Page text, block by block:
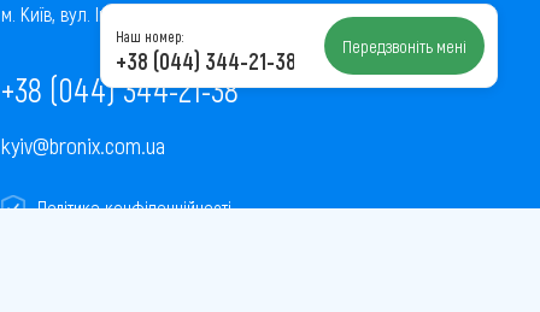
м. Київ, вул. Інститутська, 22/7, оф. 41
+38 (044) 344-21-38
kyiv@bronix.com.ua
Політика конфіденційності
Наш номер:
+38 (044) 344-21-38 Передзвоніть мені